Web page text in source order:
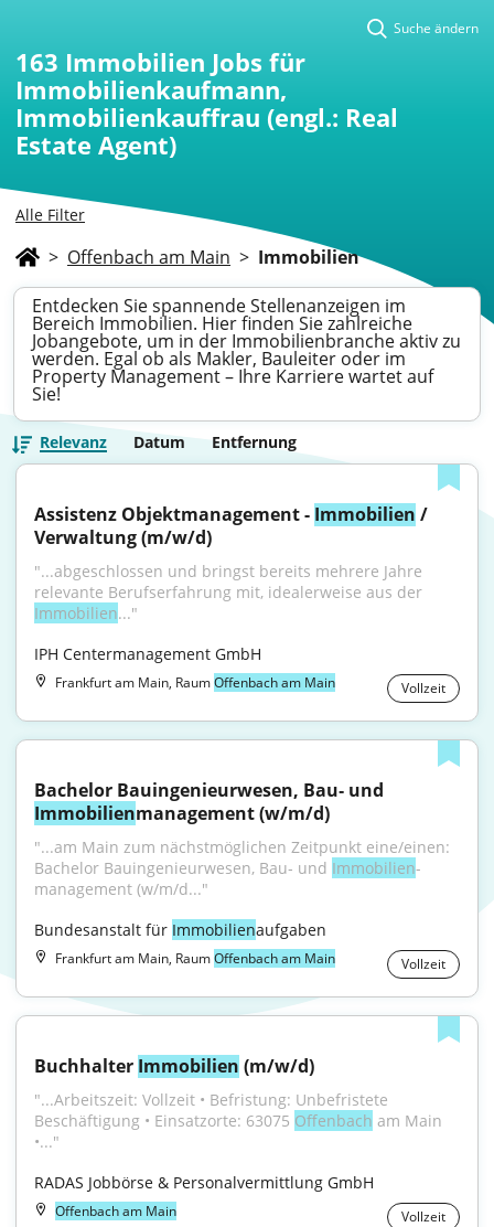
Alle Filter
Suche ändern
163 Immobilien Jobs für
Immobilienkaufmann,
Immobilienkauffrau (engl.: Real
Estate Agent)
> Offenbach am Main > Immobilien
Entdecken Sie spannende Stellenanzeigen im
Bereich Immobilien. Hier finden Sie zahlreiche
Jobangebote, um in der Immobilienbranche aktiv zu
werden. Egal ob als Makler, Bauleiter oder im
Property Management – Ihre Karriere wartet auf
Sie!
Relevanz Datum Entfernung
Assistenz Objektmanagement - Immobilien /
Verwaltung (m/w/d)
"...abgeschlossen und bringst bereits mehrere Jahre
Immobilien..."
IPH Centermanagement GmbH
Frankfurt am Main, RaumOffenbach am Main Vollzeit
Immobilien­management (w/m/d)
"...am Main zum nächstmöglichen Zeitpunkt eine/einen:
Bachelor Bauingenieurwesen, Bau‑ und Immobilien­
management (w/m/d..."
Bundesanstalt für Immobilienaufgaben
Frankfurt am Main, RaumOffenbach am Main Vollzeit
Buchhalter Immobilien (m/w/d)
"...Arbeitszeit: Vollzeit • Befristung: Unbefristete
Beschäftigung • Einsatzorte: 63075 Offenbach am Main
•..."
RADAS Jobbörse & Personalvermittlung GmbH
Offenbach am Main Vollzeit